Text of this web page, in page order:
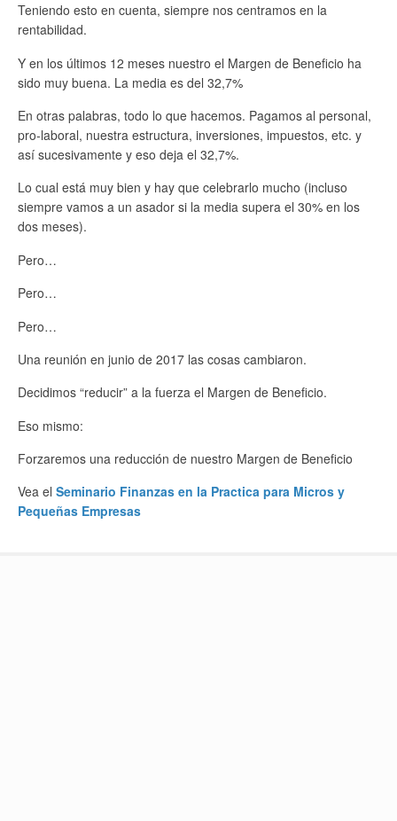
Teniendo esto en cuenta, siempre nos centramos en la
rentabilidad.
Y en los últimos 12 meses nuestro el Margen de Beneficio ha
sido muy buena. La media es del 32,7%
En otras palabras, todo lo que hacemos. Pagamos al personal,
pro-laboral, nuestra estructura, inversiones, impuestos, etc. y
así sucesivamente y eso deja el 32,7%.
Lo cual está muy bien y hay que celebrarlo mucho (incluso
siempre vamos a un asador si la media supera el 30% en los
dos meses).
Pero…
Pero…
Pero…
Una reunión en junio de 2017 las cosas cambiaron.
Decidimos “reducir” a la fuerza el Margen de Beneficio.
Eso mismo:
Forzaremos una reducción de nuestro Margen de Beneficio
Vea el Seminario Finanzas en la Practica para Micros y
Pequeñas Empresas